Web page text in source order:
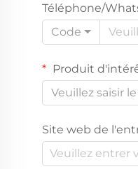
Téléphone/
Code
Produit
Veuillez saisir
Site web de